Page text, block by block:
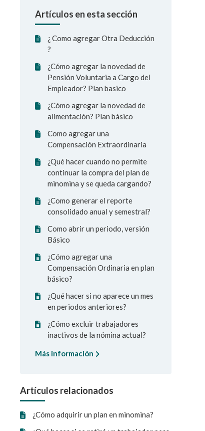
Artículos en esta sección
¿ Como agregar Otra Deducción
?
¿Cómo agregar la novedad de
Pensión Voluntaria a Cargo del
Empleador? Plan basico
¿Cómo agregar la novedad de
alimentación? Plan básico
Como agregar una
Compensación Extraordinaria
¿Qué hacer cuando no permite
continuar la compra del plan de
minomina y se queda cargando?
¿Como generar el reporte
consolidado anual y semestral?
Como abrir un periodo, versión
Básico
¿Cómo agregar una
Compensación Ordinaria en plan
básico?
¿Qué hacer si no aparece un mes
en periodos anteriores?
¿Cómo excluir trabajadores
inactivos de la nómina actual?
Más información
Artículos relacionados
¿Cómo adquirir un plan en minomina?